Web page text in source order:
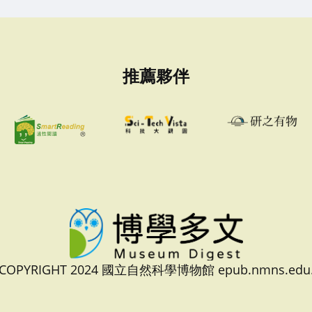
推薦夥伴
2024 國立自然科學博物館